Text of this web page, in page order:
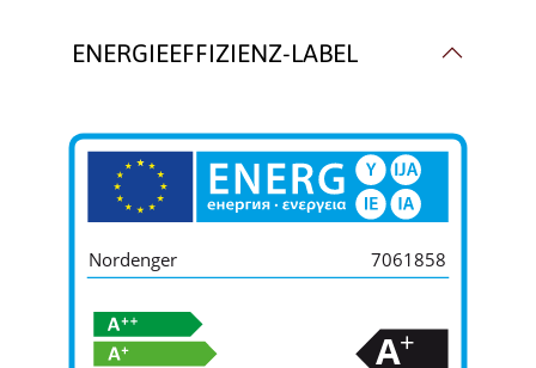
ENERGIEEFFIZIENZ-LABEL
Nordenger 7061858
A+